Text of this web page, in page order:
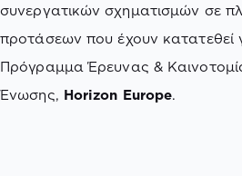
συνεργατικών σχηματισμών σε
προτάσεων που έχουν κατατεθεί
Πρόγραμμα Έρευνας &
Ένωσης, Horizon Europe.